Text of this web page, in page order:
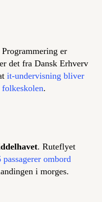
Programmering er
det fra Dansk Erhverv
it-undervisning bliver
.
. Ruteflyet
passagerer ombord
i morges.